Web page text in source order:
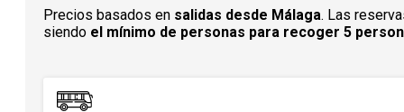
Precios basados en salidas desde Málaga. Las
siendo el mínimo de personas para recoger 5